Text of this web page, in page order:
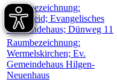
Raumbezeichnung:
Burscheid; Evangelisches
Gemeindehaus; Dünweg 11
Raumbezeichnung:
Wermelskirchen; Ev.
Gemeindehaus Hilgen-
Neuenhaus